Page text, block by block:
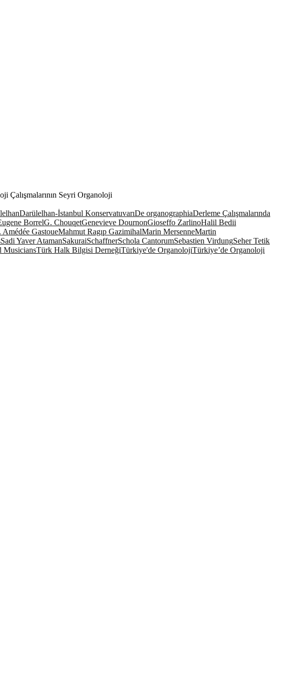
Çalışmalarının Seyri Organoloji
Darülelhan-İstanbul KonservatuvarıDe organographiaDerleme Çalışmalarında
BorrelG. ChouqetGenevieve DournonGioseffo ZarlinoHalil Bedii
Amédée GastoueMahmut Ragıp GazimihalMarin MersenneMartin
Sadi Yaver AtamanSakuraiSchaffnerSchola CantorumSebastien VirdungSeher Tetik
MusiciansTürk Halk Bilgisi DerneğiTürkiye'de OrganolojiTürkiye’de Organoloji